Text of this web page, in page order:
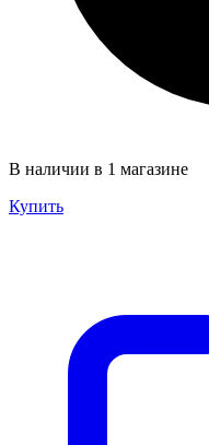
В наличии в 1 магазине
Купить